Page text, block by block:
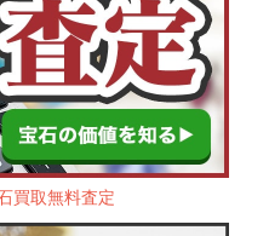
買取無料査定